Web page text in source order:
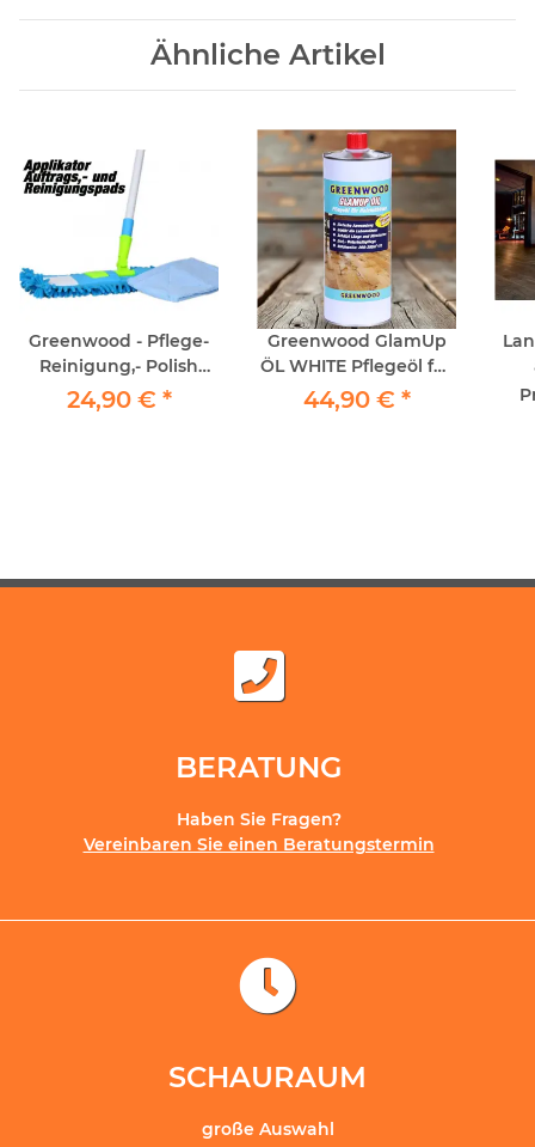
Ähnliche Artikel
Greenwood - Pflege-
Reinigung,- Polish
Refresher Auftragsset
+ Chenille
24,90 € *
Greenwood GlamUp
ÖL WHITE Pflegeöl für
weiß geölte
Parkettböden 1lt
44,90 € *
BERATUNG
Haben Sie Fragen?
Vereinbaren Sie einen Beratungstermin
SCHAURAUM
große Auswahl